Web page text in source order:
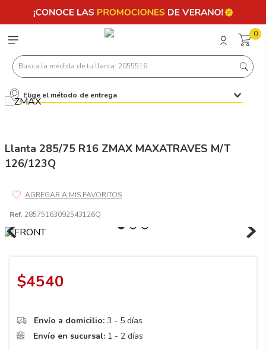
0
Busca la medida de tu llanta: 2055516
Elige el método de entrega
Llanta 285/75 R16 ZMAX MAXATRAVES M/T
126/123Q
Ref. 28575163092543126Q
$4540
Envío a domicilio: 3 - 5 días
Envío en sucursal: 1 - 2 días
Términos más buscados
6 205